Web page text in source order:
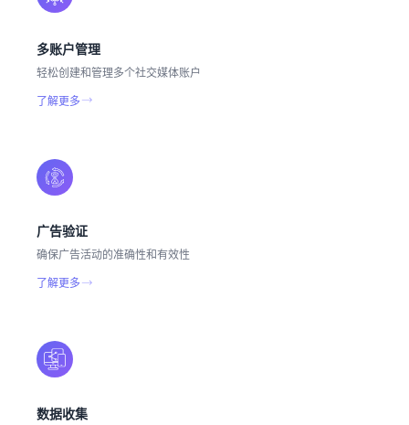
多账户管理
轻松创建和管理多个社交媒体账户
了解更多
广告验证
确保广告活动的准确性和有效性
了解更多
数据收集